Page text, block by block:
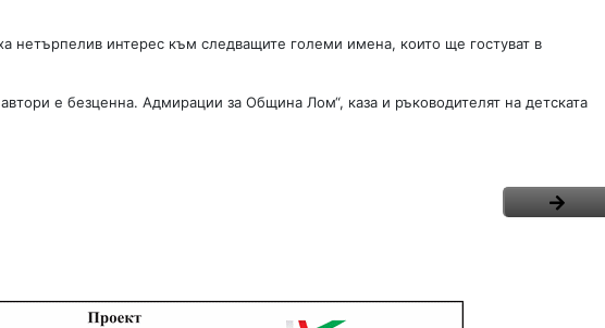
нетърпелив интерес към следващите големи имена, които ще гостуват в
е безценна. Адмирации за Община Лом“, каза и ръководителят на детската